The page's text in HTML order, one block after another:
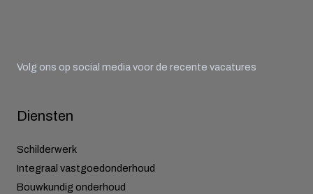
Volg ons op social media voor de recente vacatures
Diensten
Schilderwerk
Integraal vastgoedonderhoud
Bouwkundig onderhoud